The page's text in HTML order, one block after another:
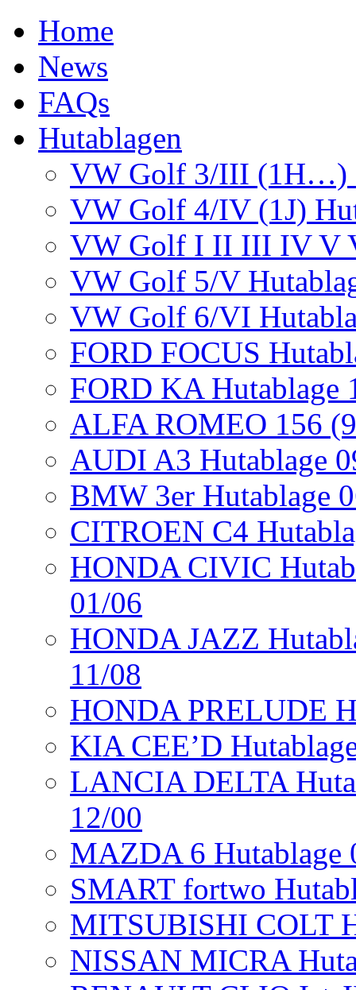
Home
News
FAQs
Hutablagen
VW Golf 3/III (1H…)
VW Golf 4/IV (1J)
VW Golf I II III IV V
VW Golf 5/V
VW Golf 6/VI
FORD FOCUS
FORD KA Hutablage
ALFA ROMEO 156
AUDI A3 Hutablage
BMW 3er Hutablage
CITROEN C4
HONDA CIVIC
01/06
HONDA JAZZ
11/08
HONDA PRELUDE
KIA CEE’D
LANCIA DELTA
12/00
MAZDA 6 Hutablage
SMART fortwo
MITSUBISHI COLT
NISSAN MICRA